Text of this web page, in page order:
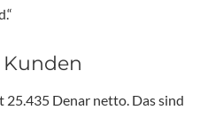
Denar netto. Das sind